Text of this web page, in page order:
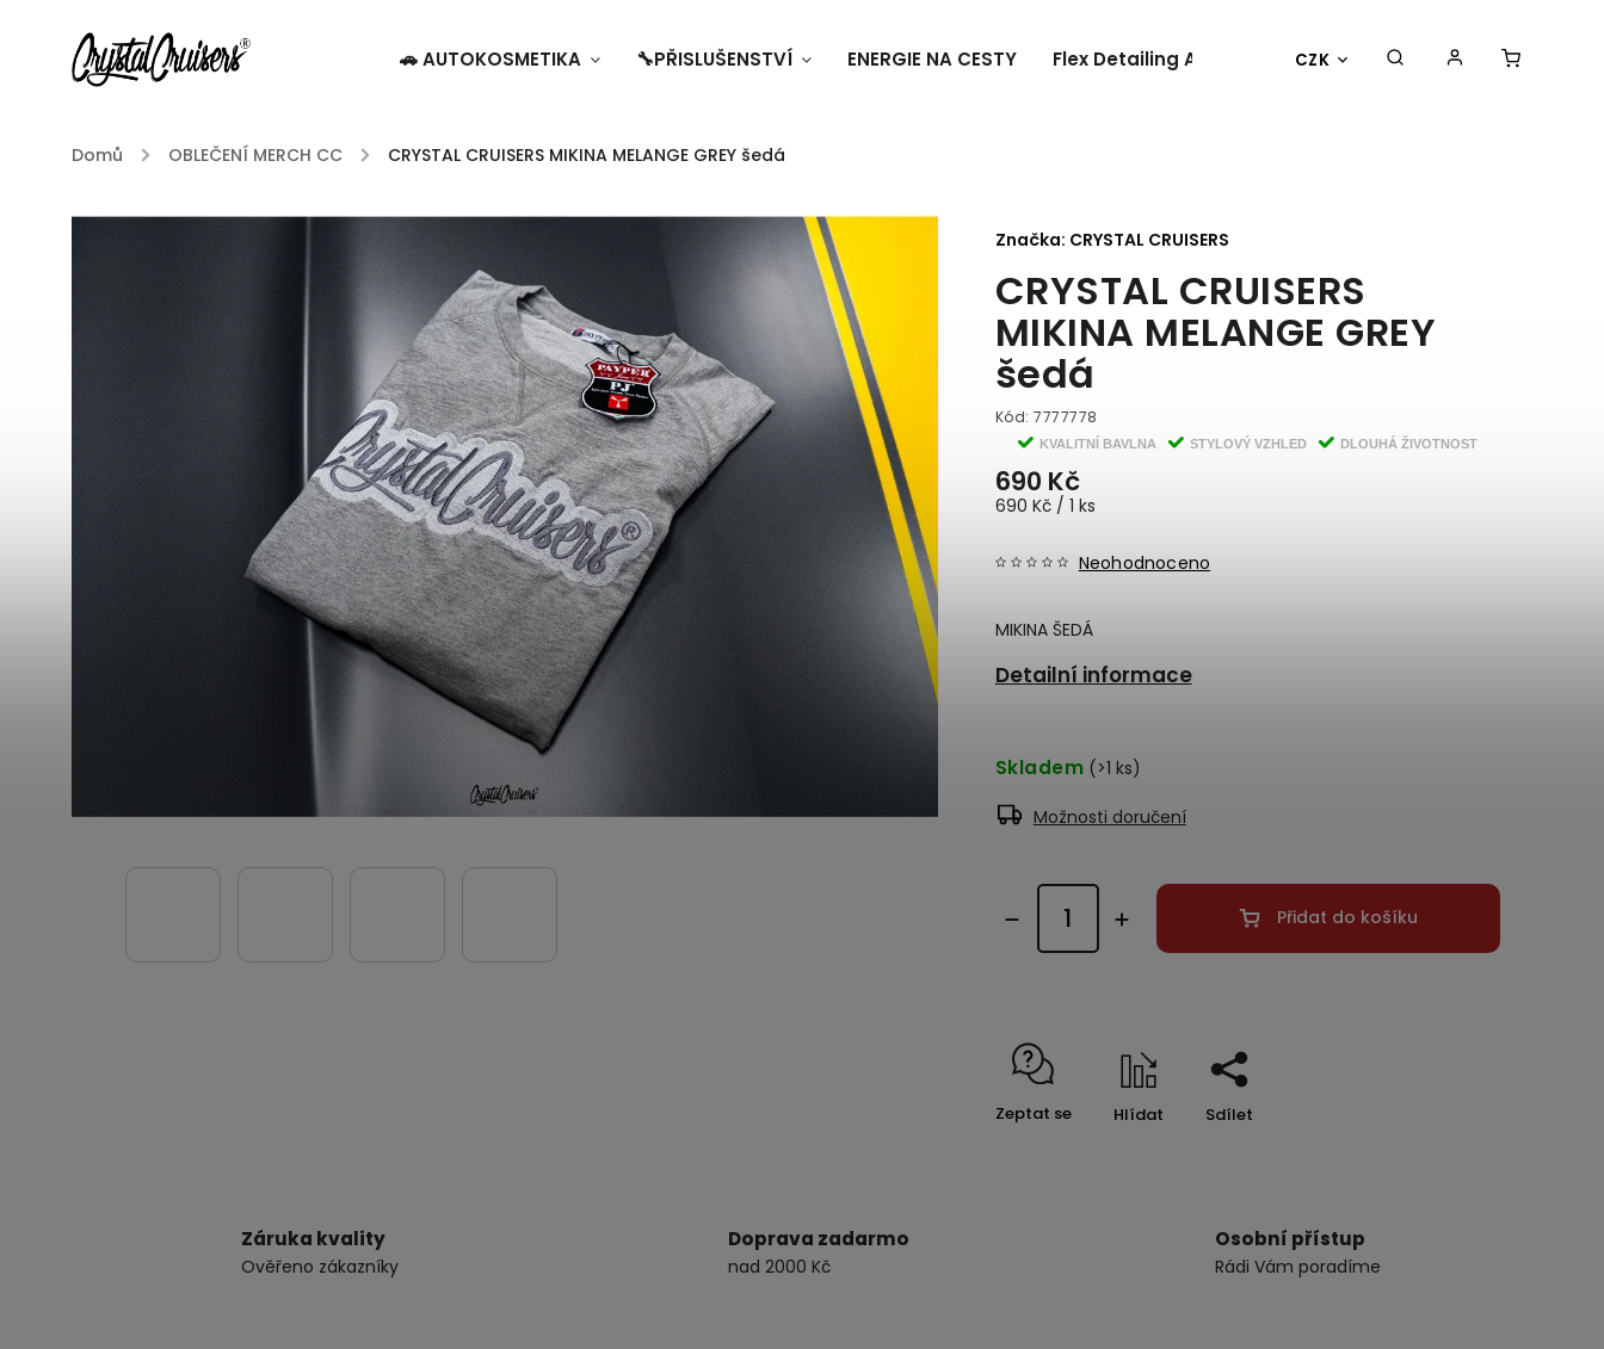
CZK
🚗 AUTOKOSMETIKA 🔧PŘISLUŠENSTVÍ ENERGIE NA CESTY Flex Detailing Academy 2025 BESTSELLER OBLEČENÍ
Domů / OBLEČENÍ MERCH CC / CRYSTAL CRUISERS MIKINA MELANGE GREY šedá
CRYSTAL CRUISERS
MIKINA MELANGE GREY
šedá
Kód: 7777778
KVALITNÍ BAVLNA STYLOVÝ VZHLED DLOUHÁ ŽIVOTNOST
690 Kč
690 Kč / 1 ks
Neohodnoceno
MIKINA ŠEDÁ
Detailní informace
Značka: CRYSTAL CRUISERS
Skladem (>1 ks)
Možnosti doručení
Přidat do košíku
Zeptat se Hlídat Sdílet
Záruka kvality
Ověřeno zákazníky
Doprava zadarmo
nad 2000 Kč
Osobní přístup
Rádi Vám poradíme